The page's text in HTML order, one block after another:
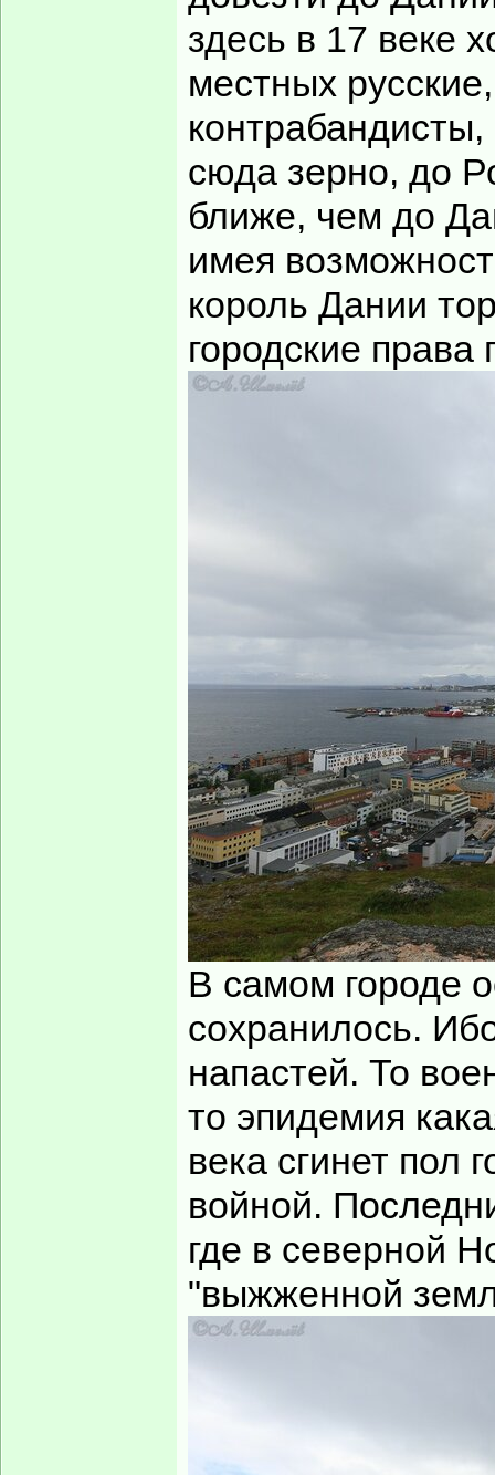
здесь в 17 веке
местных
сюда зерно, до
ближе, чем до
имея
король Дании
городские
В самом городе
сохранилось.
напастей. То
то эпидемия
века сгинет пол
войной.
где в северной
"выжженной